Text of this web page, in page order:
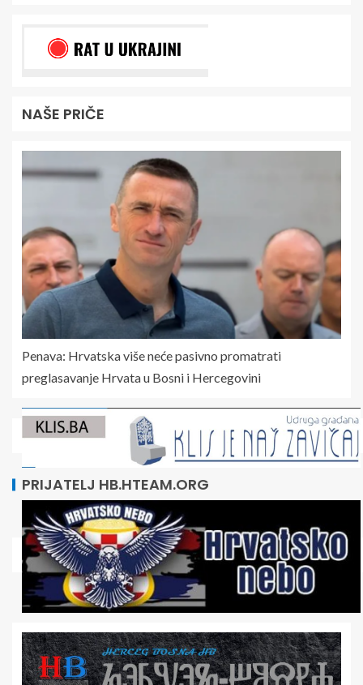
NAŠE PRIČE
Penava: Hrvatska više neće pasivno promatrati
preglasavanje Hrvata u Bosni i Hercegovini
PRIJATELJ HB.HTEAM.ORG